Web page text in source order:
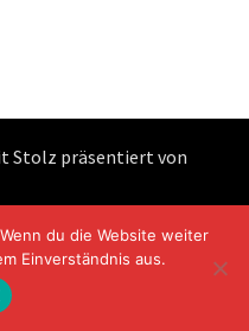
Stolz präsentiert von
du die Website weiter
Einverständnis aus.